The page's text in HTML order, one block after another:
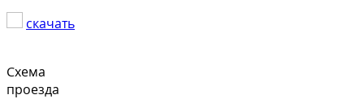
скачать
Схема
проезда